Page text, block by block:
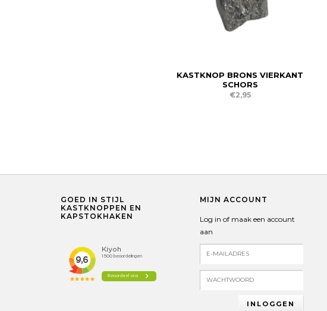
KASTKNOP BRONS VIERKANT
SCHORS
€2,95
GOED IN STIJL
KASTKNOPPEN EN
KAPSTOKHAKEN
MIJN ACCOUNT
Log in of maak een account
aan
INLOGGEN